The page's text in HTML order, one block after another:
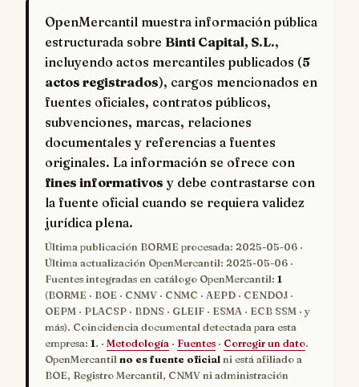
OpenMercantil muestra información pública
estructurada sobre Binti Capital, S.L.,
incluyendo actos mercantiles publicados (5
actos registrados), cargos mencionados en
fuentes oficiales, contratos públicos,
subvenciones, marcas, relaciones
documentales y referencias a fuentes
originales. La información se ofrece con
fines informativos y debe contrastarse con
la fuente oficial cuando se requiera validez
jurídica plena.
Última publicación BORME procesada: 2025-05-06 ·
Última actualización OpenMercantil: 2025-05-06 ·
Fuentes integradas en catálogo OpenMercantil: 1
(BORME · BOE · CNMV · CNMC · AEPD · CENDOJ ·
OEPM · PLACSP · BDNS · GLEIF · ESMA · ECB SSM · y
más). Coincidencia documental detectada para esta
empresa: 1. · Metodología · Fuentes · Corregir un dato.
OpenMercantil no es fuente oficial ni está afiliado a
BOE, Registro Mercantil, CNMV ni administración